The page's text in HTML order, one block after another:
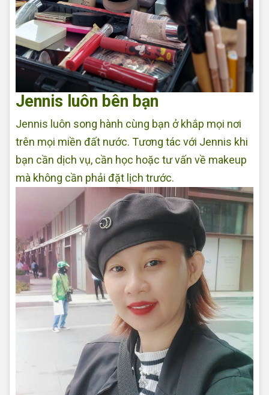
Jennis luôn bên bạn
Jennis luôn song hành cùng bạn ở khắp mọi nơi
trên mọi miền đất nước. Tương tác với Jennis khi
bạn cần dịch vụ, cần học hoặc tư vấn về makeup
mà không cần phải đặt lịch trước.